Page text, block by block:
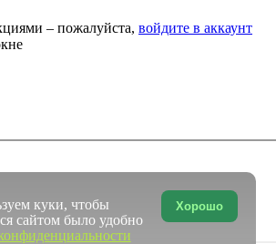
– пожалуйста, войдите в аккаунт
Хорошо
куки, чтобы
сайтом было удобно